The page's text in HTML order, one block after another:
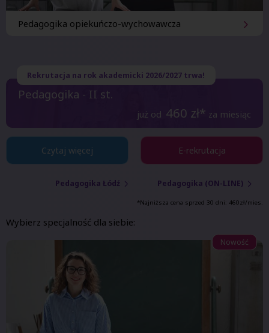
Pedagogika opiekuńczo-wychowawcza
Pedagogika - II st.
już od 460 zł* za miesiąc
Rekrutacja na rok akademicki 2026/2027 trwa!
Czytaj więcej E-rekrutacja
Pedagogika Łódź Pedagogika (ON-LINE)
*Najniższa cena sprzed 30 dni: 460zł/mies.
Wybierz specjalność dla siebie:
Nowość